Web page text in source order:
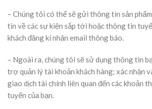
– Chúng tôi có thể sẽ gửi thông tin sản
tin về các sự kiện sắp tới hoặc thông tin
khách đăng kí nhận email thông báo.
– Ngoài ra, chúng tôi sẽ sử dụng thông tin
trợ quản lý tài khoản khách hàng; xác nhận
giao dịch tài chính liên quan đến các khoản
tuyến của bạn.